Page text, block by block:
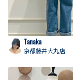
Tanaka
京都藤井大丸店